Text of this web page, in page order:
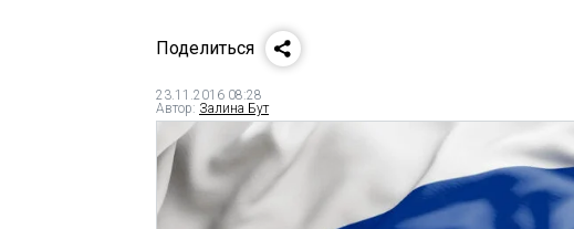
Поделиться
23.11.2016 08:28
Автор: Залина Бут